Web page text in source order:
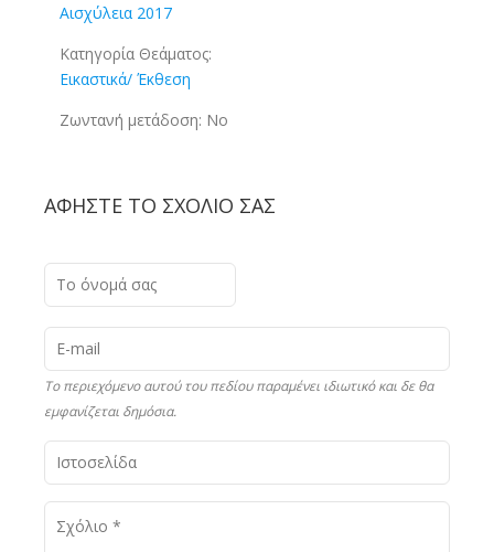
Αισχύλεια 2017
Κατηγορία Θεάματος:
Εικαστικά/ Έκθεση
Ζωντανή μετάδοση: No
ΑΦΉΣΤΕ ΤΟ ΣΧΌΛΙΟ ΣΑΣ
Το περιεχόμενο αυτού του πεδίου παραμένει ιδιωτικό και δε θα
εμφανίζεται δημόσια.